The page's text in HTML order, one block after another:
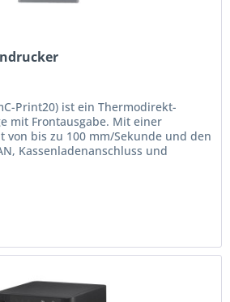
Print20) ist ein Thermodirekt-
mit Frontausgabe. Mit einer
von bis zu 100 mm/Sekunde und den
Kassenladenanschluss und